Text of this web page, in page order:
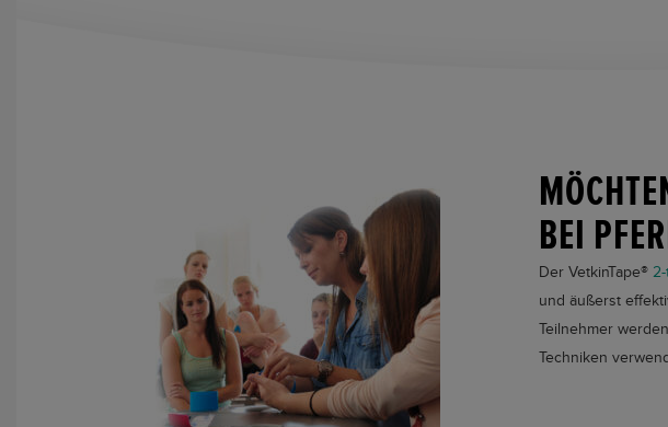
BEI
Der VetkinTape®
und äußerst
Teilnehmer
Techniken